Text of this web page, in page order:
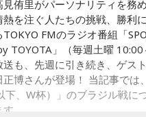
侑里がパーソナリティを務
熱を注ぐ人たちの挑戦、勝利
TOKYO FMのラジオ番組「
TOYOTA」（毎週土曜 10:00
送も、先週に引き続き、ゲス
博さんが登場！ 当記事では
下、W杯）」のブラジル戦に
。